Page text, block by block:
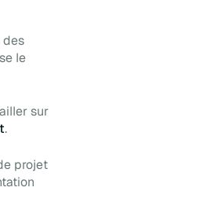
des
le
sur
.
projet